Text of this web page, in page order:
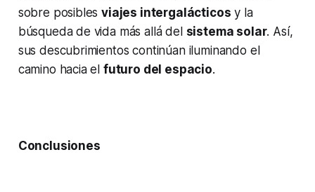
sobre posiblesviajes intergalácticos y la
búsqueda de vida más allá del sistema solar. Así,
sus descubrimientos continúan iluminando el
camino hacia el futuro del espacio.
Conclusiones